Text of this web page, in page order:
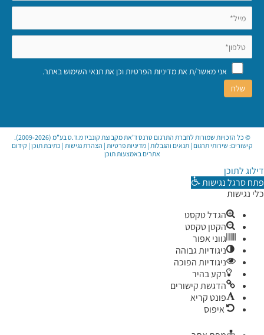
אני מאשר/ת אתמדיניות הפרטיותוכן אתתנאי השימוש באתר.
© כל הזכויות שמורות לחברת התרגום טרנס ד’את מקבוצת קונביז מ.ד.ס בע”מ (2009-2026).
קישורים: שירותי תרגום |תנאים והגבלות |מדיניות פרטיות | הצהרת נגישות | כתיבת תוכן | קידום
אתרים באמצעות תוכן
דילוג לתוכן
פתח סרגל נגישות
כלי נגישות
הגדל טקסט
הקטן טקסט
גווני אפור
ניגודיות גבוהה
ניגודיות הפוכה
רקע בהיר
הדגשת קישורים
פונט קריא
איפוס